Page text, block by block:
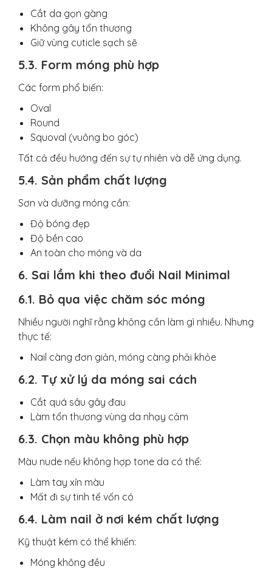
Cắt da gọn gàng
Không gây tổn thương
Giữ vùng cuticle sạch sẽ
5.3. Form móng phù hợp
Các form phổ biến:
Oval
Round
Squoval (vuông bo góc)
Tất cả đều hướng đến sự tự nhiên và dễ ứng dụng.
5.4. Sản phẩm chất lượng
Sơn và dưỡng móng cần:
Độ bóng đẹp
Độ bền cao
An toàn cho móng và da
6. Sai lầm khi theo đuổi Nail Minimal
6.1. Bỏ qua việc chăm sóc móng
Nhiều người nghĩ rằng không cần làm gì nhiều. Nhưng
thực tế:
Nail càng đơn giản, móng càng phải khỏe
6.2. Tự xử lý da móng sai cách
Cắt quá sâu gây đau
Làm tổn thương vùng da nhạy cảm
6.3. Chọn màu không phù hợp
Màu nude nếu không hợp tone da có thể:
Làm tay xỉn màu
Mất đi sự tinh tế vốn có
6.4. Làm nail ở nơi kém chất lượng
Kỹ thuật kém có thể khiến:
Móng không đều